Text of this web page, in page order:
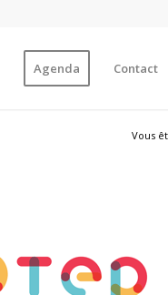
Agenda Contact
Vous